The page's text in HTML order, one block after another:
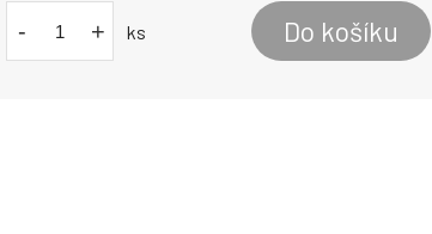
- + ks Do košíku